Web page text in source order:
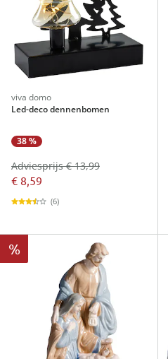
viva domo
Led-deco dennenbomen
38 %
€ 8,59
Adviesprijs € 13,99
(6)
%